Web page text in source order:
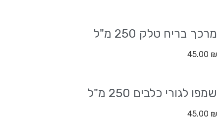
מרכך בריח טלק 250 מ"ל
45.00 ₪
שמפו לגורי כלבים 250 מ"ל
45.00 ₪